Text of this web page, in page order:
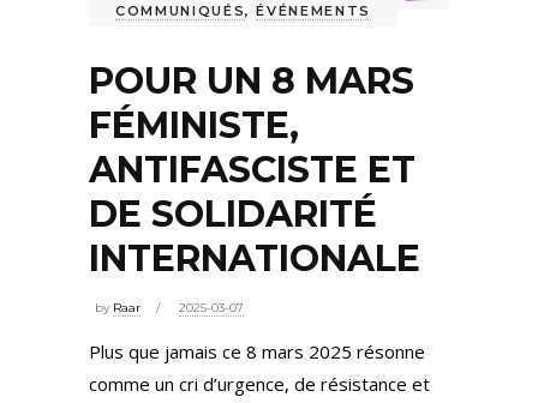
COMMUNIQUÉS,ÉVÉNEMENTS
POUR UN 8 MARS
FÉMINISTE,
ANTIFASCISTE ET
DE SOLIDARITÉ
INTERNATIONALE
by Raar 2025-03-07
Plus que jamais ce 8 mars 2025 résonne
comme un cri d’urgence, de résistance et